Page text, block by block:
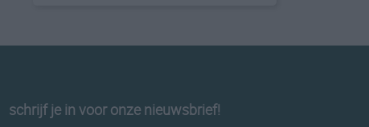
schrijf je in voor onze nieuwsbrief!